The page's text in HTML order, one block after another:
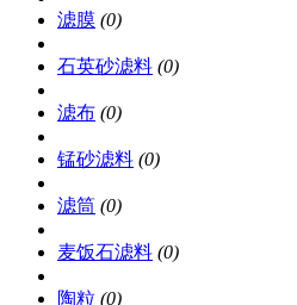
滤膜 (0)
石英砂滤料 (0)
滤布 (0)
锰砂滤料 (0)
滤筒 (0)
麦饭石滤料 (0)
陶粒 (0)